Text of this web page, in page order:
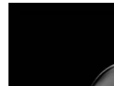
Skip
АРНАЙЫ